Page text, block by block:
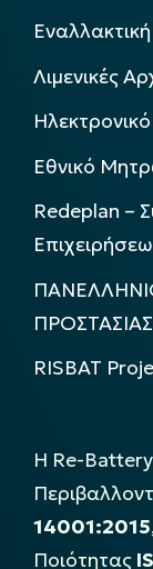
Λιμενικές
Εθνικό
Redeplan –
RISBAT
Η Re-
14001:2015
Ποιότητας